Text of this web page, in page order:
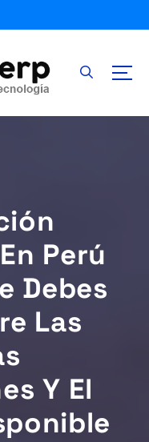
Perú
Debes
Las
Y El